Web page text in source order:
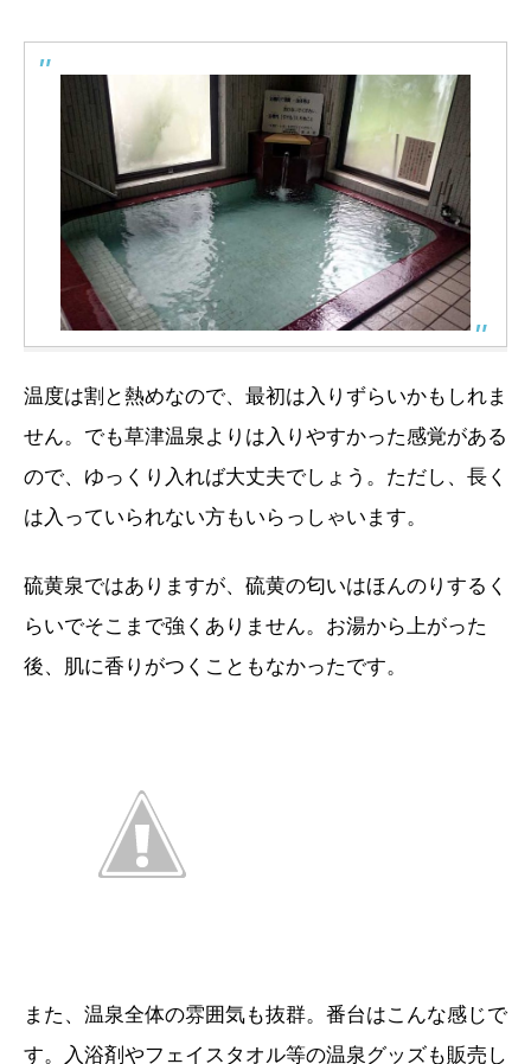
温度は割と熱めなので、最初は入りずらいかもしれま
せん。でも草津温泉よりは入りやすかった感覚がある
ので、ゆっくり入れば大丈夫でしょう。ただし、長く
は入っていられない方もいらっしゃいます。
硫黄泉ではありますが、硫黄の匂いはほんのりするく
らいでそこまで強くありません。お湯から上がった
後、肌に香りがつくこともなかったです。
また、温泉全体の雰囲気も抜群。番台はこんな感じで
す。入浴剤やフェイスタオル等の温泉グッズも販売し